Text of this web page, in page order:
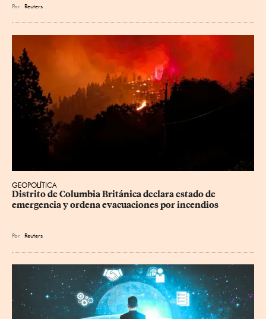
Por Reuters
GEOPOLÍTICA
Distrito de Columbia Británica declara estado de
emergencia y ordena evacuaciones por incendios
Por Reuters